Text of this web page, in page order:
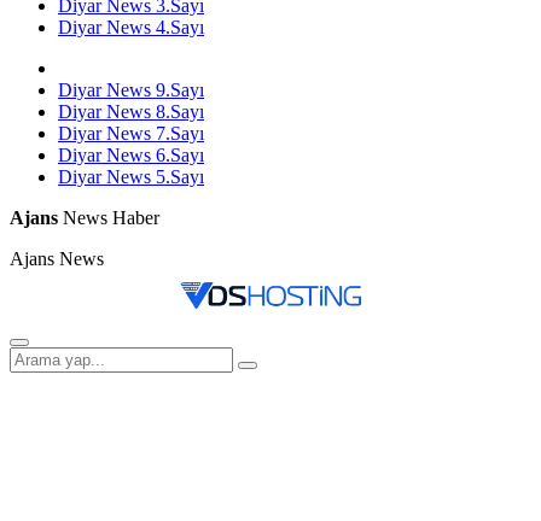
Diyar News 3.Sayı
Diyar News 4.Sayı
Diyar News 9.Sayı
Diyar News 8.Sayı
Diyar News 7.Sayı
Diyar News 6.Sayı
Diyar News 5.Sayı
Ajans News Haber
Ajans News